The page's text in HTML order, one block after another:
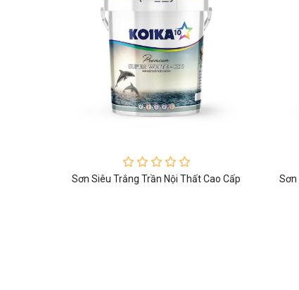
Sơn Siêu Trắng Trần Nội Thất Cao Cấp Sơn